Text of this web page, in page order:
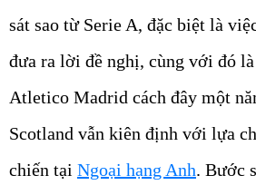
sát sao từ Serie A, đặc biệt là
đưa ra lời đề nghị, cùng với đó
Atletico Madrid cách đây một
Scotland vẫn kiên định với lựa
chiến tại Ngoại hạng Anh. Bước